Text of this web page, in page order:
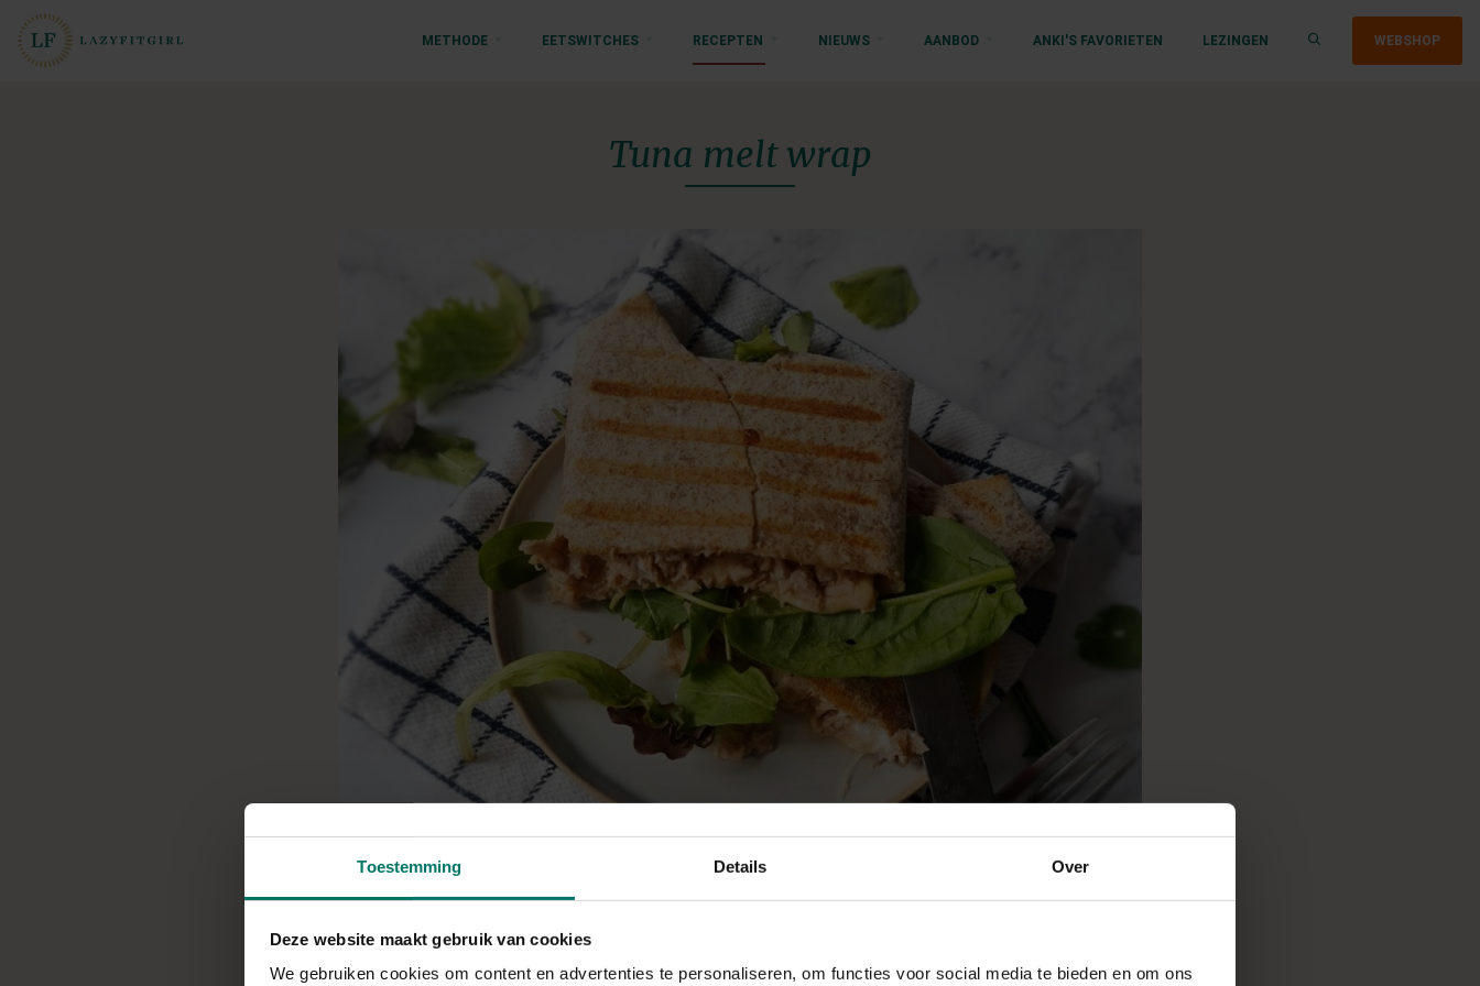
Toestemming Details Over
Deze website maakt gebruik van cookies
We gebruiken cookies om content en advertenties te personaliseren, om functies voor social media te bieden en om ons
METHODE EETSWITCHES RECEPTEN NIEUWS AANBOD ANKI'S FAVORIETEN LEZINGEN WEBSHOP
Tuna melt wrap